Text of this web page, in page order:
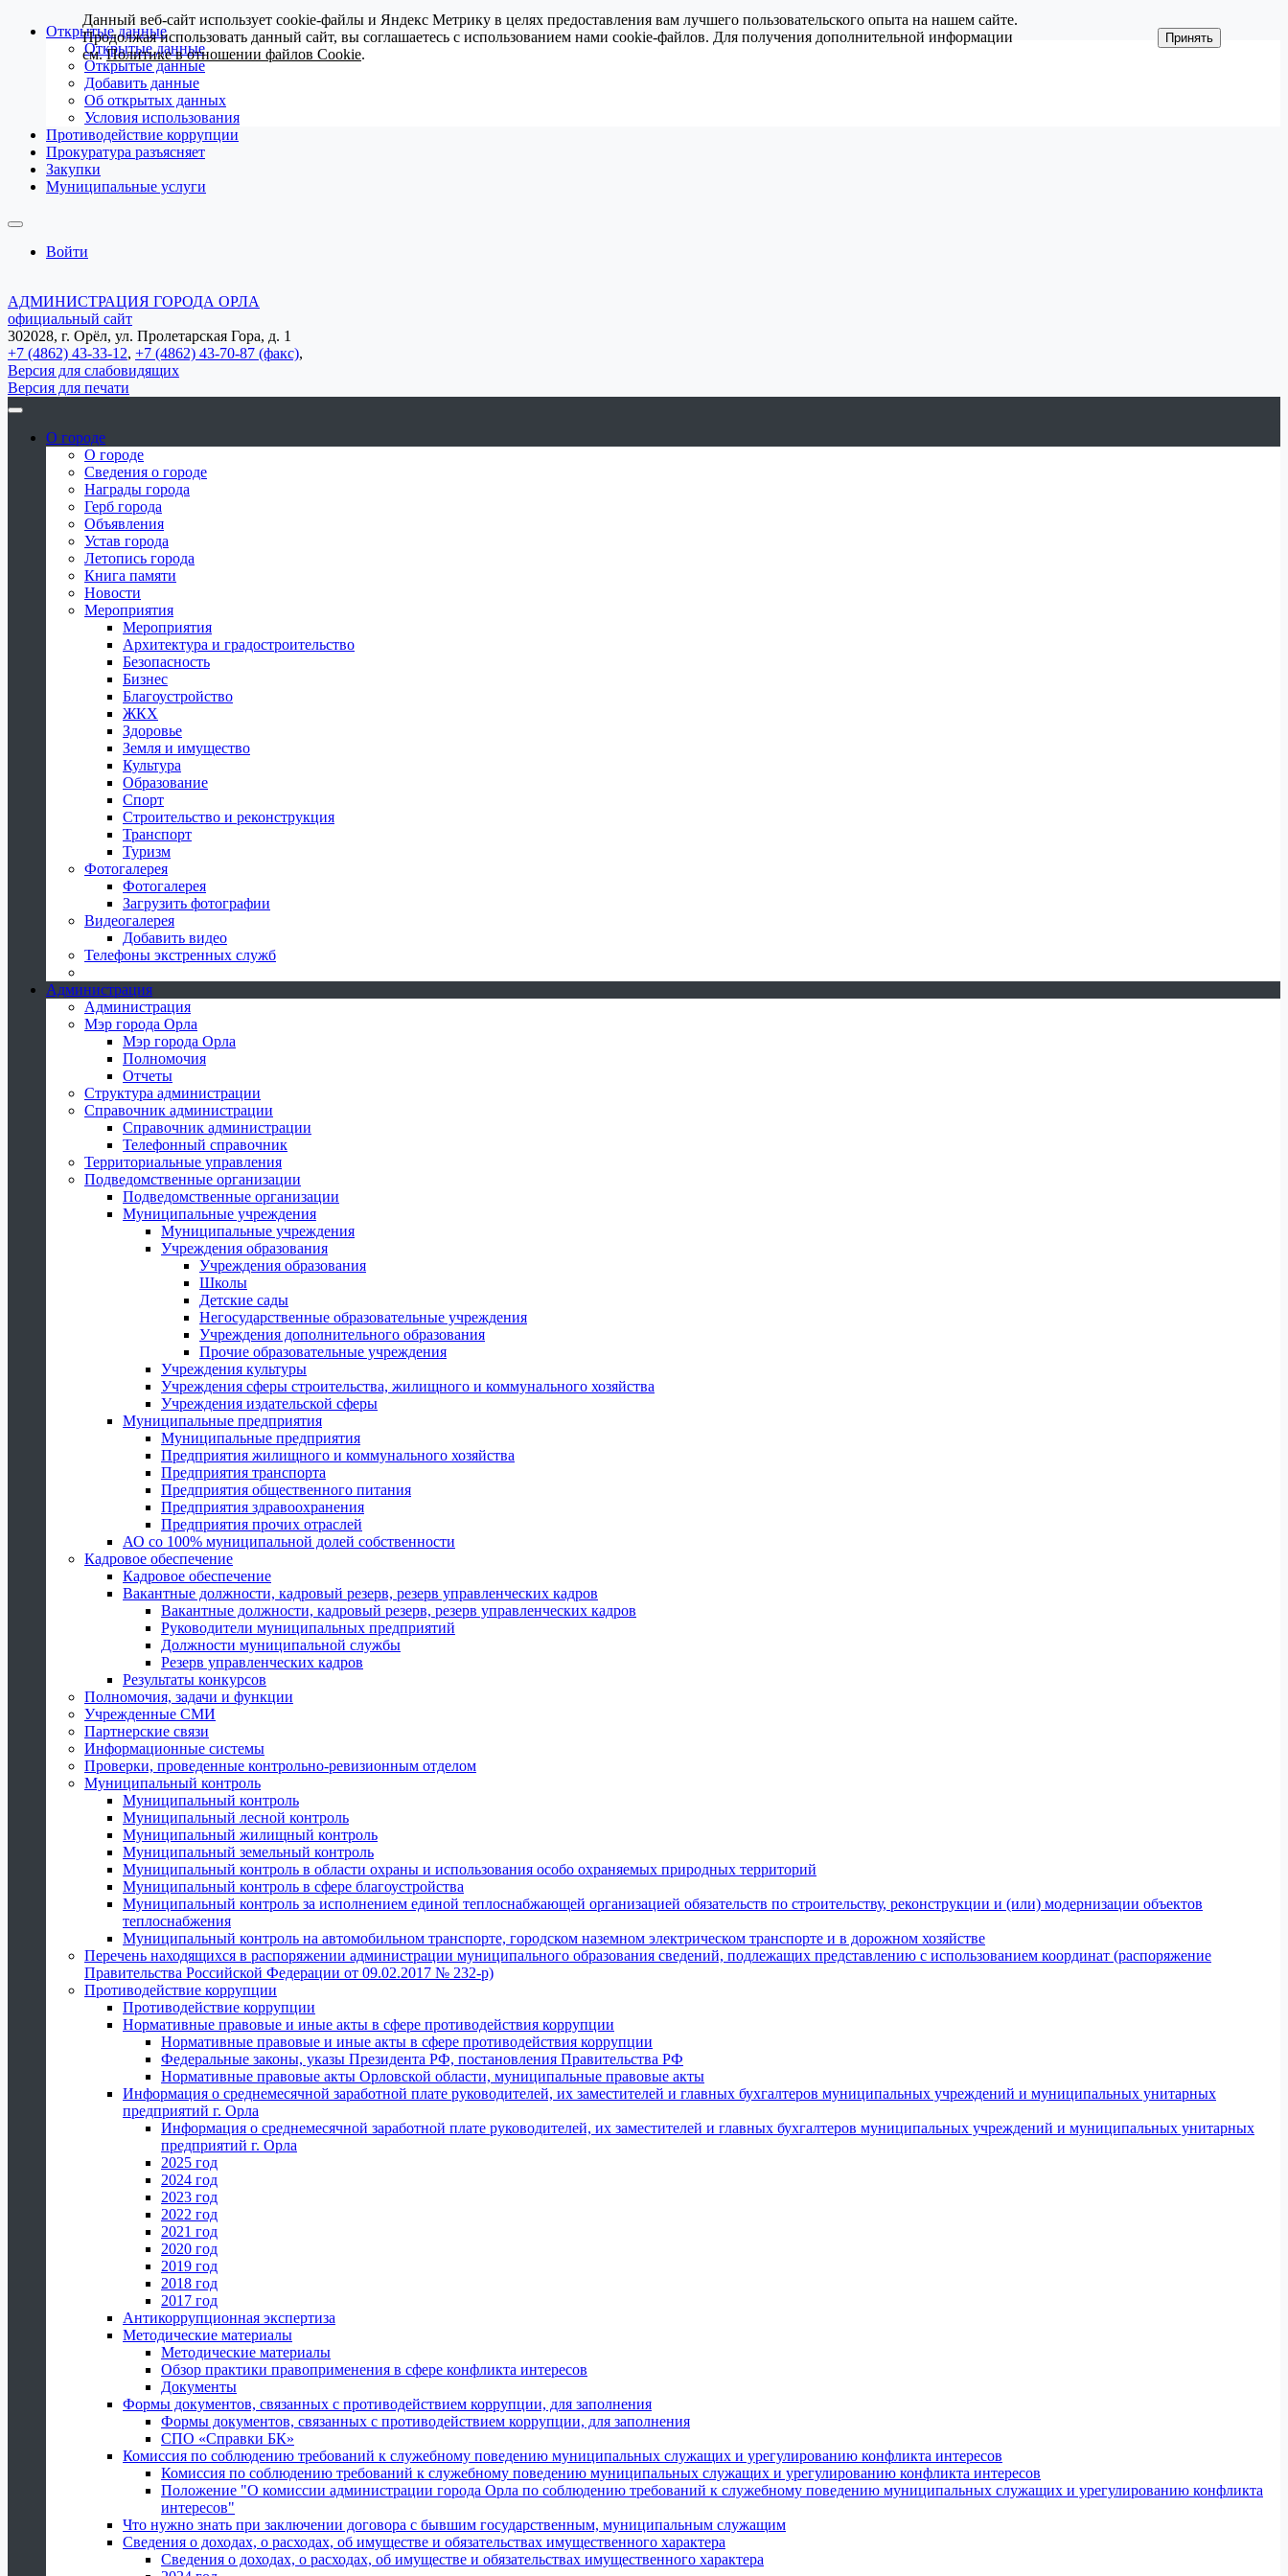
Открытые данные
Открытые данные
Открытые данные
Добавить данные
Об открытых данных
Условия использования
Противодействие коррупции
Прокуратура разъясняет
Закупки
Муниципальные услуги
Войти
АДМИНИСТРАЦИЯ ГОРОДА ОРЛА
официальный сайт
302028, г. Орёл, ул. Пролетарская Гора, д. 1
+7 (4862) 43-33-12, +7 (4862) 43-70-87 (факс),
Версия для слабовидящих
Версия для печати
О городе
О городе
Сведения о городе
Награды города
Герб города
Объявления
Устав города
Летопись города
Книга памяти
Новости
Мероприятия
Мероприятия
Архитектура и градостроительство
Безопасность
Бизнес
Благоустройство
ЖКХ
Здоровье
Земля и имущество
Культура
Образование
Спорт
Строительство и реконструкция
Транспорт
Туризм
Фотогалерея
Фотогалерея
Загрузить фотографии
Видеогалерея
Добавить видео
Телефоны экстренных служб
Администрация
Администрация
Мэр города Орла
Мэр города Орла
Полномочия
Отчеты
Структура администрации
Справочник администрации
Справочник администрации
Телефонный справочник
Территориальные управления
Подведомственные организации
Подведомственные организации
Муниципальные учреждения
Муниципальные учреждения
Учреждения образования
Учреждения образования
Школы
Детские сады
Негосударственные образовательные учреждения
Учреждения дополнительного образования
Прочие образовательные учреждения
Учреждения культуры
Учреждения сферы строительства, жилищного и коммунального хозяйства
Учреждения издательской сферы
Муниципальные предприятия
Муниципальные предприятия
Предприятия жилищного и коммунального хозяйства
Предприятия транспорта
Предприятия общественного питания
Предприятия здравоохранения
Предприятия прочих отраслей
АО со 100% муниципальной долей собственности
Кадровое обеспечение
Кадровое обеспечение
Вакантные должности, кадровый резерв, резерв управленческих кадров
Вакантные должности, кадровый резерв, резерв управленческих кадров
Руководители муниципальных предприятий
Должности муниципальной службы
Резерв управленческих кадров
Результаты конкурсов
Полномочия, задачи и функции
Учрежденные СМИ
Партнерские связи
Информационные системы
Проверки, проведенные контрольно-ревизионным отделом
Муниципальный контроль
Муниципальный контроль
Муниципальный лесной контроль
Муниципальный жилищный контроль
Муниципальный земельный контроль
Муниципальный контроль в области охраны и использования особо охраняемых природных территорий
Муниципальный контроль в сфере благоустройства
Муниципальный контроль за исполнением единой теплоснабжающей организацией обязательств по строительству, реконструкции и (или) модернизации объектов
теплоснабжения
Муниципальный контроль на автомобильном транспорте, городском наземном электрическом транспорте и в дорожном хозяйстве
Перечень находящихся в распоряжении администрации муниципального образования сведений, подлежащих представлению с использованием координат (распоряжение
Правительства Российской Федерации от 09.02.2017 № 232-р)
Противодействие коррупции
Противодействие коррупции
Нормативные правовые и иные акты в сфере противодействия коррупции
Нормативные правовые и иные акты в сфере противодействия коррупции
Федеральные законы, указы Президента РФ, постановления Правительства РФ
Нормативные правовые акты Орловской области, муниципальные правовые акты
Информация о среднемесячной заработной плате руководителей, их заместителей и главных бухгалтеров муниципальных учреждений и муниципальных унитарных
предприятий г. Орла
Информация о среднемесячной заработной плате руководителей, их заместителей и главных бухгалтеров муниципальных учреждений и муниципальных унитарных
предприятий г. Орла
2025 год
2024 год
2023 год
2022 год
2021 год
2020 год
2019 год
2018 год
2017 год
Антикоррупционная экспертиза
Методические материалы
Методические материалы
Обзор практики правоприменения в сфере конфликта интересов
Документы
Формы документов, связанных с противодействием коррупции, для заполнения
Формы документов, связанных с противодействием коррупции, для заполнения
СПО «Справки БК»
Комиссия по соблюдению требований к служебному поведению муниципальных служащих и урегулированию конфликта интересов
Комиссия по соблюдению требований к служебному поведению муниципальных служащих и урегулированию конфликта интересов
Положение "О комиссии администрации города Орла по соблюдению требований к служебному поведению муниципальных служащих и урегулированию конфликта
интересов"
Что нужно знать при заключении договора с бывшим государственным, муниципальным служащим
Сведения о доходах, о расходах, об имуществе и обязательствах имущественного характера
Сведения о доходах, о расходах, об имуществе и обязательствах имущественного характера
Данный веб-сайт использует cookie-файлы и Яндекс Метрику в целях предоставления вам лучшего пользовательского опыта на нашем сайте.
Продолжая использовать данный сайт, вы соглашаетесь с использованием нами cookie-файлов. Для получения дополнительной информации
см.Политике в отношении файлов Cookie.
Принять